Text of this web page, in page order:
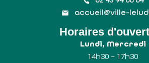
accueil@ville-
Horaires
Lundi, Mercredi
14h30 – 17h30